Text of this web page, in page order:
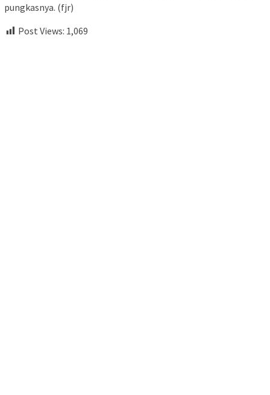
pungkasnya. (fjr)
Post Views: 1,069